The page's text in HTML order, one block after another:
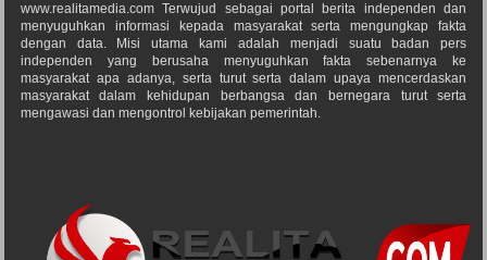
www.realitamedia.com Terwujud sebagai portal berita independen dan
menyuguhkan informasi kepada masyarakat serta mengungkap fakta
dengan data. Misi utama kami adalah menjadi suatu badan pers
independen yang berusaha menyuguhkan fakta sebenarnya ke
masyarakat apa adanya, serta turut serta dalam upaya mencerdaskan
masyarakat dalam kehidupan berbangsa dan bernegara turut serta
mengawasi dan mengontrol kebijakan pemerintah.